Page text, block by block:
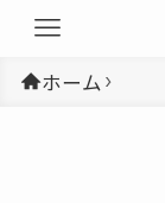
ホーム